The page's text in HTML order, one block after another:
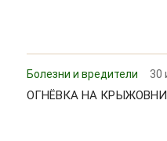
Болезни и вредители 30
ОГНЁВКА НА